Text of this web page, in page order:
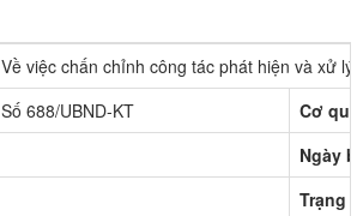
Về việc chấn chỉnh công tác phát hiện và xử
Số 688/UBND-KT
Cơ
Ngày
Trạng